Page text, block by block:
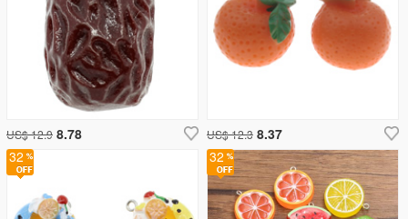
US$ 12.3 8.37
US$ 12.9 8.78
32 32